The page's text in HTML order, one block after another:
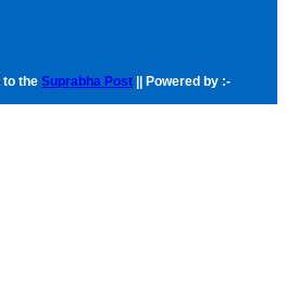
the Suprabha Post || Powered by :-